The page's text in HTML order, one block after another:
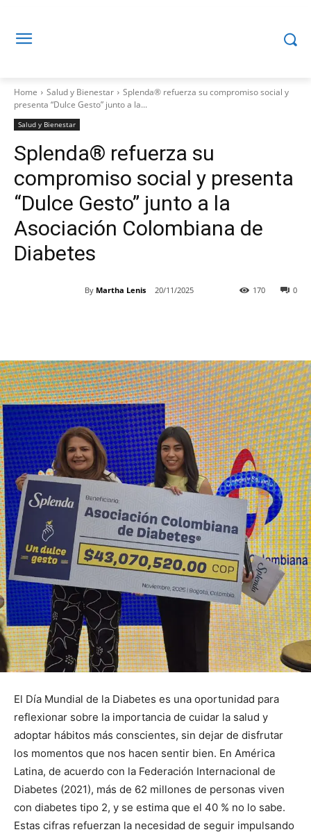
Home Salud y Bienestar
Splenda® refuerza su compromiso social y
presenta “Dulce Gesto” junto a la...
Salud y Bienestar
Splenda® refuerza su
compromiso social y presenta
“Dulce Gesto” junto a la
Asociación Colombiana de
Diabetes
By Martha Lenis 20/11/2025 0
170
El Día Mundial de la Diabetes es una oportunidad para
reflexionar sobre la importancia de cuidar la salud y
adoptar hábitos más conscientes, sin dejar de disfrutar
los momentos que nos hacen sentir bien. En América
Latina, de acuerdo con la Federación Internacional de
Diabetes (2021), más de 62 millones de personas viven
con diabetes tipo 2, y se estima que el 40 % no lo sabe.
Estas cifras refuerzan la necesidad de seguir impulsando